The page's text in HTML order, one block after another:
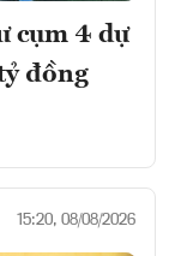
cụm 4 dự
đồng
15:20, 08/08/2026